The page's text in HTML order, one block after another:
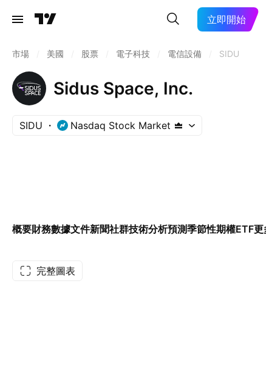
立即開始
市場 美國 股票 電子科技 電信設備 SIDU
Sidus Space, Inc.
SIDU Nasdaq Stock Market
概要財務數據文件新聞社群技術分析預測季節性期權ETF更
完整圖表